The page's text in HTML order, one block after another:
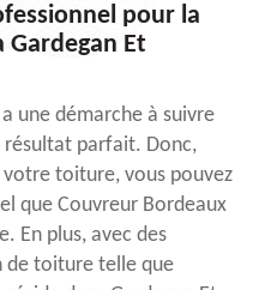
pour la
Et
une démarche à suivre
résultat parfait. Donc,
toiture, vous pouvez
que Couvreur Bordeaux
En plus, avec des
de toiture telle que